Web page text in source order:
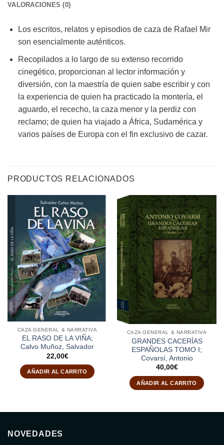
VALORACIONES (0)
Los escritos, relatos y episodios de caza de Rafael Mir
son esencialmente auténticos.
Recopilados a lo largo de su extenso recorrido
cinegético, proporcionan al lector información y
diversión, con la maestría de quien sabe escribir y con
la experiencia de quien ha practicado la montería, el
aguardo, el rececho, la caza menor y la perdiz con
reclamo; de quien ha viajado a África, Sudamérica y
varios países de Europa con el fin exclusivo de cazar.
PRODUCTOS RELACIONADOS
CAZA GENERAL & NARRATIVA
EL RASO DE LA VIÑA;
Calvo Muñoz, Salvador
22,00€
AÑADIR AL CARRITO
CAZA GENERAL & NARRATIVA
GRANDES CACERÍAS
ESPAÑOLAS TOMO I;
Covarsí, Antonio
40,00€
AÑADIR AL CARRITO
NOVEDADES